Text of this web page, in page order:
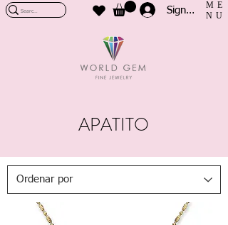
Sign In
ME
NU
APATITO